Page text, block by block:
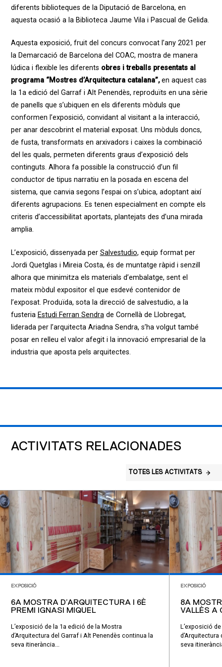
diferents biblioteques de la Diputació de Barcelona, en
aquesta ocasió a la Biblioteca Jaume Vila i Pascual de Gelida.
Aquesta exposició, fruit del concurs convocat l’any 2021 per
la Demarcació de Barcelona del COAC, mostra de manera
lúdica i flexible les diferents obres i treballs presentats al
programa “Mostres d’Arquitectura catalana”,en aquest cas
la 1a edició del Garraf i Alt Penendès, reproduïts en una sèrie
de panells que s’ubiquen en els diferents mòduls que
conformen l’exposició, convidant al visitant a la interacció,
per anar descobrint el material exposat. Uns mòduls doncs,
de fusta, transformats en arxivadors i caixes la combinació
del les quals, permeten diferents graus d’exposició dels
continguts. Alhora fa possible la construcció d’un fil
conductor de tipus narratiu en la posada en escena del
sistema, que canvia segons l’espai on s’ubica, adoptant així
diferents agrupacions. Es tenen especialment en compte els
criteris d’accessibilitat aportats, plantejats des d’una mirada
amplia.
L’exposició, dissenyada per Salvestudio, equip format per
Jordi Quetglas i Mireia Costa, és de muntatge ràpid i senzill
alhora que minimitza els materials d’embalatge, sent el
mateix mòdul expositor el que esdevé contenidor de
l’exposat. Produïda, sota la direcció de salvestudio, a la
fusteria Estudi Ferran Sendrade Cornellà de Llobregat,
liderada per l’arquitecta Ariadna Sendra, s’ha volgut també
posar en relleu el valor afegit i la innovació empresarial de la
industria que aposta pels arquitectes.
ACTIVITATS RELACIONADES
TOTES LES ACTIVITATS
EXPOSICIÓ
6A MOSTRA D’ARQUITECTURA I 6È
PREMI IGNASI MIQUEL
L’exposició de la 1a edició de la Mostra
d’Arquitectura del Garraf i Alt Penendès continua la
seva itinerància...
EXPOSICIÓ
8A
VALLÈS A
L’exposició
seva